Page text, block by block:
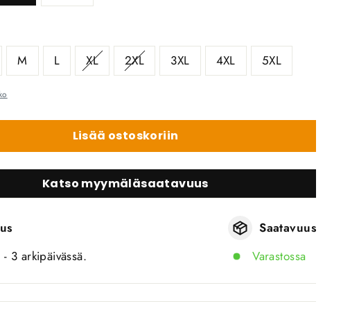
M L XL 2XL 3XL 4XL 5XL
Lisää ostoskoriin
Katso myymäläsaatavuus
- 3 arkipäivässä.
Saatavuus
Varastossa